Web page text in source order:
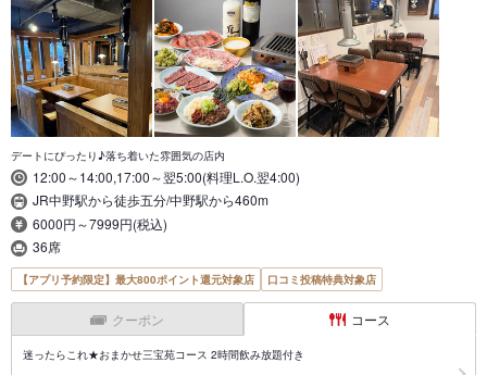
デートにぴったり♪落ち着いた雰囲気の店内
12:00～14:00,17:00～翌5:00(料理L.O.翌4:00)
JR中野駅から徒歩五分/中野駅から460m
6000円～7999円(税込)
36席
【アプリ予約限定】最大800ポイント還元対象店 口コミ投稿特典対象店
クーポン コース
迷ったらこれ★おまかせ三宝苑コース 2時間飲み放題付き